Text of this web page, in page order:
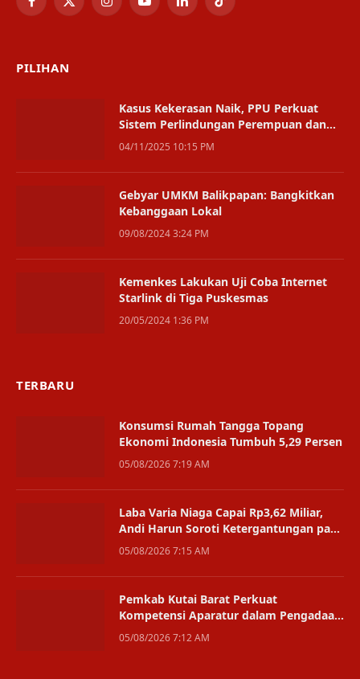
Facebook
X
InstagramYouTubeLinkedInTikTok
PILIHAN
Kasus Kekerasan Naik, PPU Perkuat
Sistem Perlindungan Perempuan dan
Anak
04/11/2025 10:15 PM
Gebyar UMKM Balikpapan: Bangkitkan
Kebanggaan Lokal
09/08/2024 3:24 PM
Kemenkes Lakukan Uji Coba Internet
Starlink di Tiga Puskesmas
20/05/2024 1:36 PM
TERBARU
Konsumsi Rumah Tangga Topang
Ekonomi Indonesia Tumbuh 5,29 Persen
05/08/2026 7:19 AM
Laba Varia Niaga Capai Rp3,62 Miliar,
Andi Harun Soroti Ketergantungan pada
Satu Bisnis
05/08/2026 7:15 AM
Pemkab Kutai Barat Perkuat
Kompetensi Aparatur dalam Pengadaan
Digital
05/08/2026 7:12 AM